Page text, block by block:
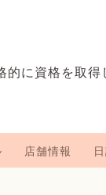
的に資格を取得
店舗情報